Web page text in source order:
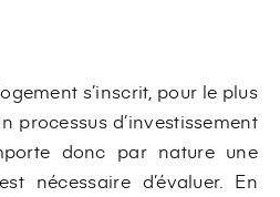
s’inscrit, pour le plus
processus d’investissement
donc par nature une
nécessaire d’évaluer. En